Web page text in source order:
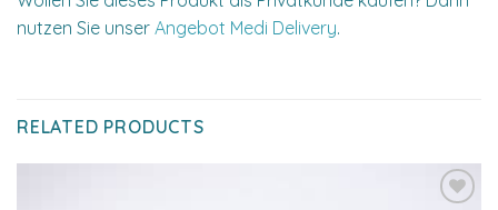
nutzen Sie unser Angebot Medi Delivery.
RELATED PRODUCTS